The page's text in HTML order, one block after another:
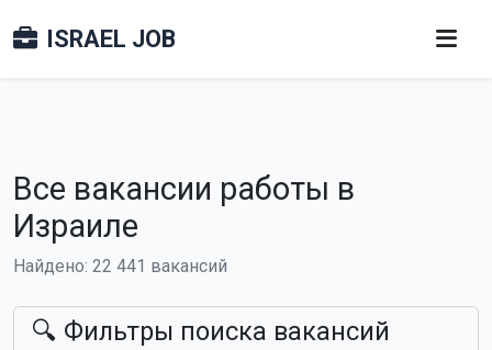
ISRAEL JOB
Все вакансии работы в
Израиле
Найдено: 22 441 вакансий
🔍 Фильтры поиска вакансий